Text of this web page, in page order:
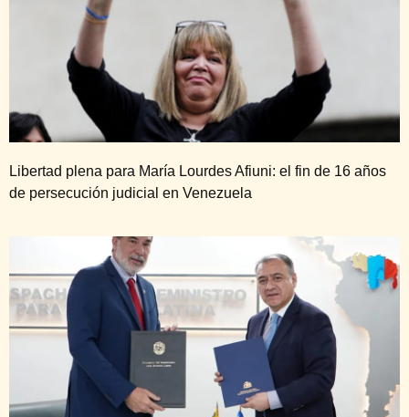
Libertad plena para María Lourdes Afiuni: el fin de 16 años
de persecución judicial en Venezuela